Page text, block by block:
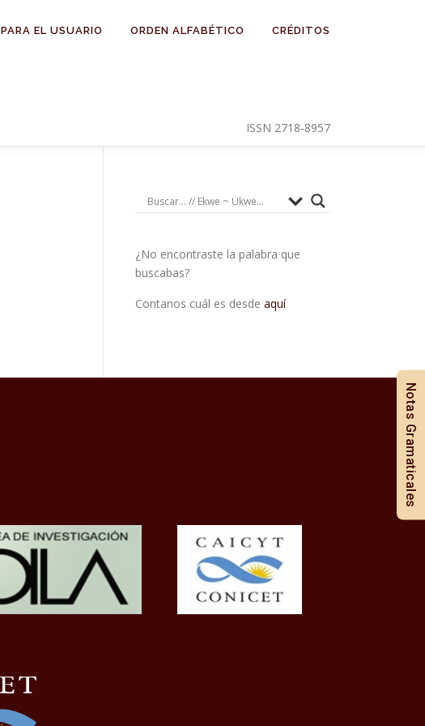
PARA EL USUARIO ORDEN ALFABÉTICO CRÉDITOS
ISSN 2718-8957
¿No encontraste la palabra que
buscabas?
Contanos cuál es desde aquí
Notas Gramaticales